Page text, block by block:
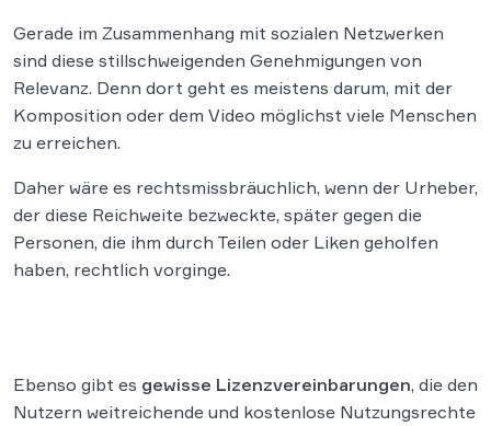
Gerade im Zusammenhang mit sozialen Netzwerken
sind diese stillschweigenden Genehmigungen von
Relevanz. Denn dort geht es meistens darum, mit der
Komposition oder dem Video möglichst viele Menschen
zu erreichen.
Daher wäre es rechtsmissbräuchlich, wenn der Urheber,
der diese Reichweite bezweckte, später gegen die
Personen, die ihm durch Teilen oder Liken geholfen
haben, rechtlich vorginge.
Ebenso gibt es gewisse Lizenzvereinbarungen, die den
Nutzern weitreichende und kostenlose Nutzungsrechte